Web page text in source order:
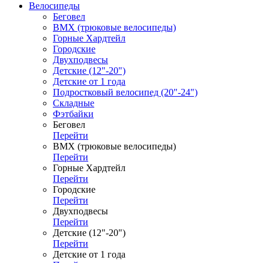
Велосипеды
Беговел
ВМХ (трюковые велосипеды)
Горные Хардтейл
Городские
Двухподвесы
Детские (12"-20")
Детские от 1 года
Подростковый велосипед (20"-24")
Складные
Фэтбайки
Беговел
Перейти
ВМХ (трюковые велосипеды)
Перейти
Горные Хардтейл
Перейти
Городские
Перейти
Двухподвесы
Перейти
Детские (12"-20")
Перейти
Детские от 1 года